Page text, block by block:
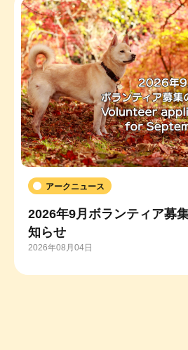
アークニュース
2026年9月ボランティア募
知らせ
2026年08月04日